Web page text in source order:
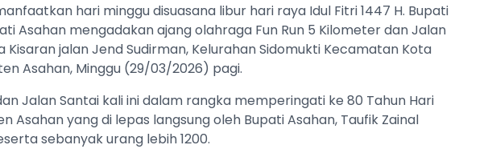
hari minggu disuasana libur hari raya Idul Fitri 1447 H. Bupati
Asahan mengadakan ajang olahraga Fun Run 5 Kilometer dan Jalan
Kisaran jalan Jend Sudirman, Kelurahan Sidomukti Kecamatan Kota
Asahan, Minggu (29/03/2026) pagi.
Jalan Santai kali ini dalam rangka memperingati ke 80 Tahun Hari
Asahan yang di lepas langsung oleh Bupati Asahan, Taufik Zainal
sebanyak urang lebih 1200.